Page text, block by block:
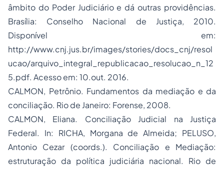
âmbito do Poder Judiciário e dá outras providências.
Brasília: Conselho Nacional de Justiça, 2010.
Disponível em:
http://www.cnj.jus.br/images/stories/docs_cnj/resol
ucao/arquivo_integral_republicacao_resolucao_n_12
5.pdf. Acesso em: 10.out. 2016.
CALMON, Petrônio. Fundamentos da mediação e da
conciliação. Rio de Janeiro: Forense, 2008.
CALMON, Eliana. Conciliação Judicial na Justiça
Federal. In: RICHA, Morgana de Almeida; PELUSO,
Antonio Cezar (coords.). Conciliação e Mediação:
estruturação da política judiciária nacional. Rio de